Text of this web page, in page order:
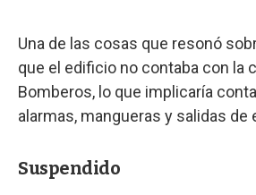
Una de las cosas que resonó
que el edificio no contaba con la
Bomberos, lo que implicaría
alarmas, mangueras y salidas de
Suspendido